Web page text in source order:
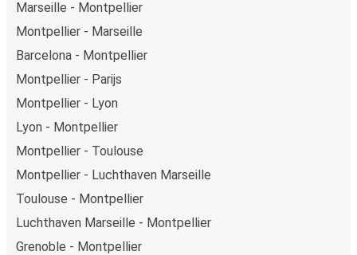
Marseille - Montpellier
Montpellier - Marseille
Barcelona - Montpellier
Montpellier - Parijs
Montpellier - Lyon
Lyon - Montpellier
Montpellier - Toulouse
Montpellier - Luchthaven Marseille
Toulouse - Montpellier
Luchthaven Marseille - Montpellier
Grenoble - Montpellier